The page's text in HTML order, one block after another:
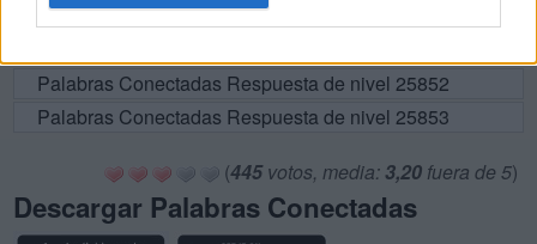
Palabras Conectadas Respuesta de nivel 25850
Palabras Conectadas Respuesta de nivel 25852
Palabras Conectadas Respuesta de nivel 25853
(445votos, media: 3,20 fuera de 5)
Descargar Palabras Conectadas